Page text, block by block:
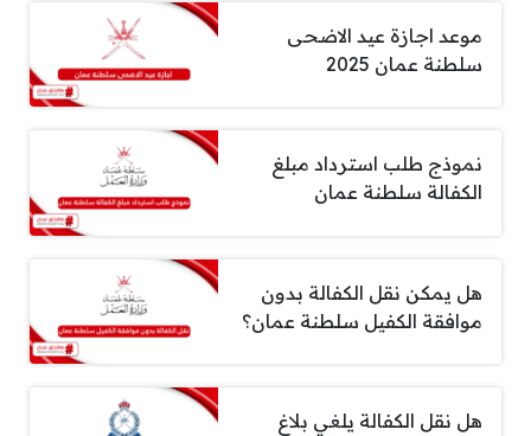
موعد اجازة عيد الاضحى
سلطنة عمان 2025
نموذج طلب استرداد مبلغ
الكفالة سلطنة عمان
هل يمكن نقل الكفالة بدون
موافقة الكفيل سلطنة عمان؟
هل نقل الكفالة يلغي بلاغ